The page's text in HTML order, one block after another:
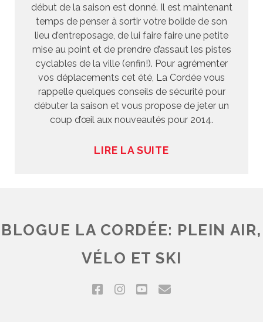
début de la saison est donné. Il est maintenant
temps de penser à sortir votre bolide de son
lieu d’entreposage, de lui faire faire une petite
mise au point et de prendre d’assaut les pistes
cyclables de la ville (enfin!). Pour agrémenter
vos déplacements cet été, La Cordée vous
rappelle quelques conseils de sécurité pour
débuter la saison et vous propose de jeter un
coup d’œil aux nouveautés pour 2014.
LIRE LA SUITE
BLOGUE LA CORDÉE: PLEIN AIR,
VÉLO ET SKI